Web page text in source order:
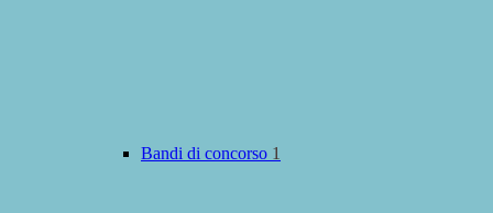
Bandi di concorso 1